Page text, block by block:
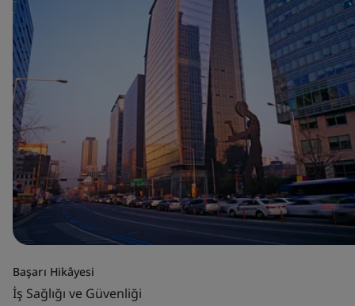
Başarı Hikâyesi
İş Sağlığı ve Güvenliği